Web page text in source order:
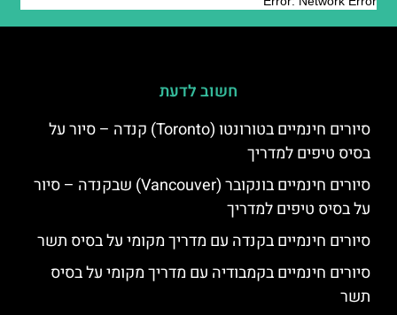
חשוב לדעת
סיורים חינמיים בטורונטו (Toronto) קנדה – סיור על
בסיס טיפים למדריך
סיורים חינמיים בונקובר (Vancouver) שבקנדה – סיור
על בסיס טיפים למדריך
סיורים חינמיים בקנדה עם מדריך מקומי על בסיס תשר
סיורים חינמיים בקמבודיה עם מדריך מקומי על בסיס
תשר